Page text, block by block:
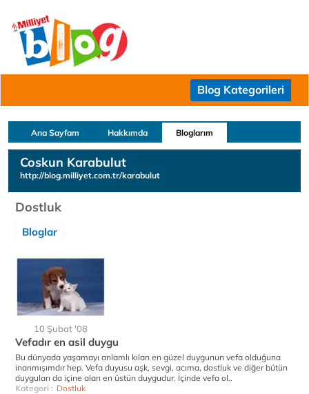
Blog Kategorileri
Ana Sayfam Hakkımda Bloglarım
Coskun Karabulut
http://blog.milliyet.com.tr/karabulut
Dostluk
Bloglar
10 Şubat '08
Vefadır en asil duygu
Bu dünyada yaşamayı anlamlı kılan en güzel duygunun vefa olduğuna
inanmışımdır hep. Vefa duyusu aşk, sevgi, acıma, dostluk ve diğer bütün
duyguları da içine alan en üstün duygudur. İçinde vefa ol..
Kategori : Dostluk